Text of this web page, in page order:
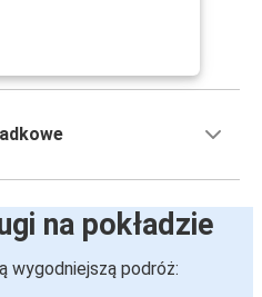
na pokładzie
wygodniejszą podróż: